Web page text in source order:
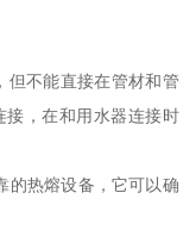
但不能直接在管材和管
接，在和用水器连接时
的热熔设备，它可以确